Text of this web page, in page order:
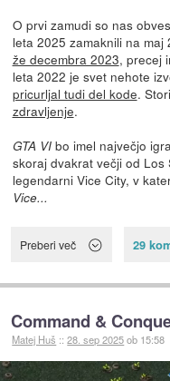
O prvi zamudi so nas
leta 2025 zamaknili na
že decembra 2023, precej
leta 2022 je svet nehote
pricurljal tudi del kode.
zdravljenje.
GTA VIbo imel največjo
skoraj dvakrat večji od Los
legendarni Vice City, v
Vice...
Preberi več 29
Command &
Matej Huš ::28. sep 2025ob 15:58